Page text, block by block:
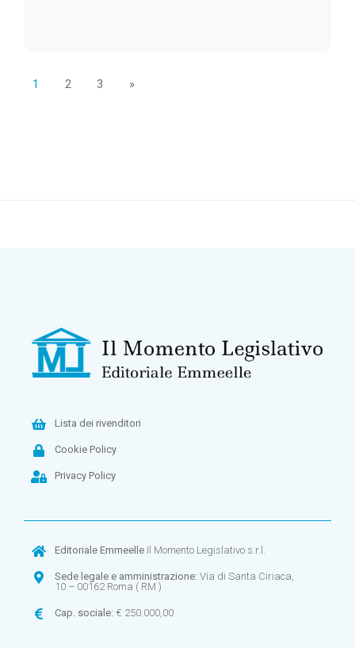
1 2 3 »
Lista dei rivenditori
Cookie Policy
Privacy Policy
Editoriale EmmeelleIl Momento Legislativo s.r.l.
Sede legale e amministrazione: Via di Santa Ciriaca,
10 – 00162 Roma ( RM )
Cap. sociale: € 250.000,00